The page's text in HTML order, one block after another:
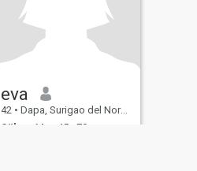
eva
42 • Dapa, Surigao del Norte, Filippinerna
Söker:
Man 45 - 70